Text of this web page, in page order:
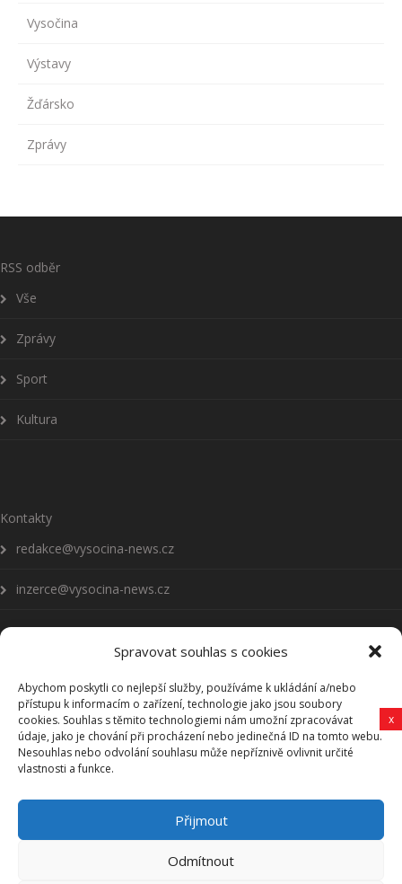
Spravovat souhlas s cookies
Abychom poskytli co nejlepší služby, používáme k ukládání a/nebo
přístupu k informacím o zařízení, technologie jako jsou soubory
cookies. Souhlas s těmito technologiemi nám umožní zpracovávat
údaje, jako je chování při procházení nebo jedinečná ID na tomto webu.
Nesouhlas nebo odvolání souhlasu může nepříznivě ovlivnit určité
vlastnosti a funkce.
Přijmout
Odmítnout
Vysočina
Výstavy
Žďársko
Zprávy
RSS odběr
Vše
Zprávy
Sport
Kultura
Kontakty
redakce@vysocina-news.cz
inzerce@vysocina-news.cz
Přihlásit se k odběru novinek
Všeobecné podmínky
Vysočina-news.cz
Zpravodajství z Vysočiny
x